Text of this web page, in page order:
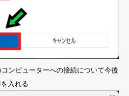
ンピューターへの接続について今後
入れる